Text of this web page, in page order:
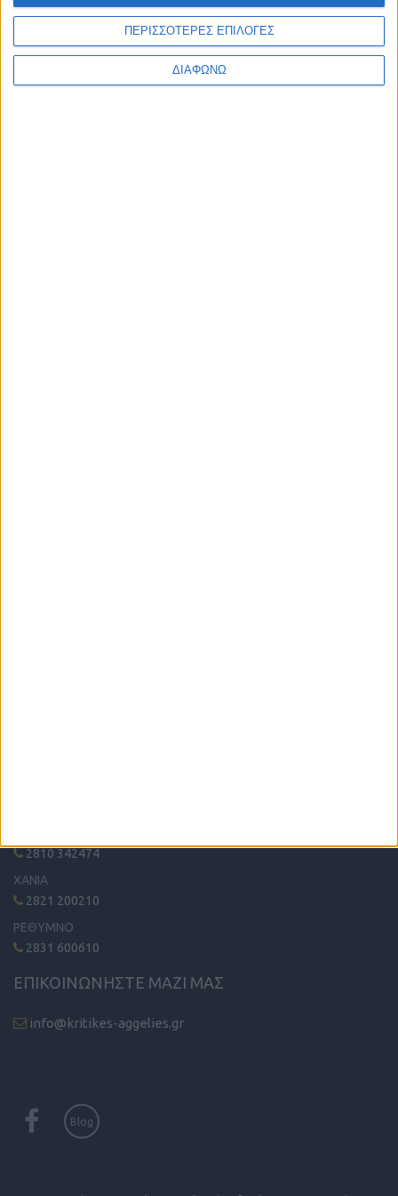
ΠΕΡΙΣΣΟΤΕΡΕΣ ΕΠΙΛΟΓΕΣ
ΔΙΑΦΩΝΩ
Ιδέες διακόσμησης για το φοιτητικό σπίτι!
2810 342474
ΧΑΝΙΑ
2821 200210
ΡΕΘΥΜΝΟ
2831 600610
ΕΠΙΚΟΙΝΩΝΗΣΤΕ ΜΑΖΙ ΜΑΣ
info@kritikes-aggelies.gr
Blog